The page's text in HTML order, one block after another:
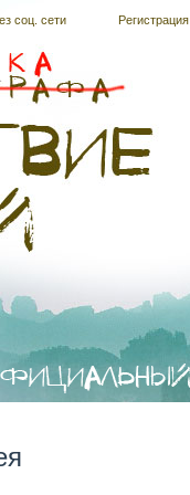
соц. сети Регистрация